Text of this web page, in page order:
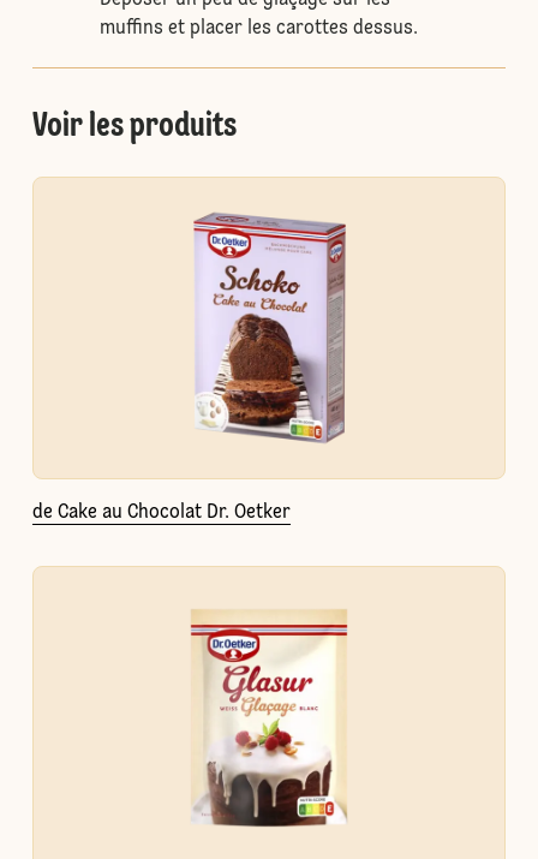
muffins et placer les carottes dessus.
Voir les produits
de Cake au Chocolat Dr. Oetker